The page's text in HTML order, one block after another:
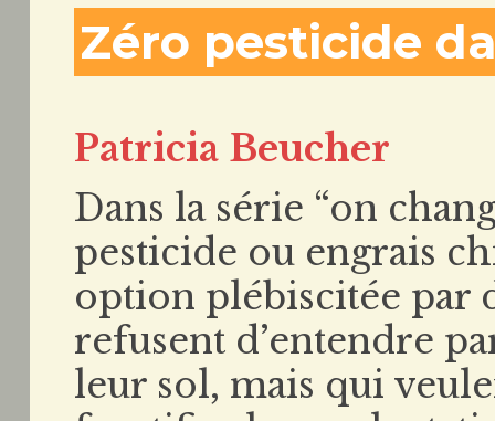
Zéro pesticide
Patricia Beucher
Dans la série “on
pesticide ou engrais
option plébiscitée par
refusent d’entendre
leur sol, mais qui